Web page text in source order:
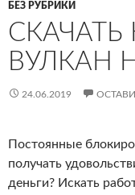
БЕЗ РУБРИКИ
ВУЛКАН
24.06.2019
Постоянные
получать
деньги? Искать